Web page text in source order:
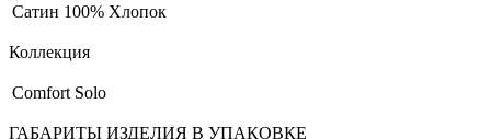
Сатин 100% Хлопок
Коллекция
Comfort Solo
ГАБАРИТЫ ИЗДЕЛИЯ В УПАКОВКЕ